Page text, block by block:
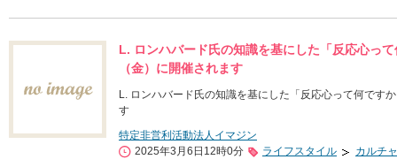
L. ロンハバード氏の知識を基にした「反応心っ
（金）に開催されます
L. ロンハバード氏の知識を基にした「反応心って何です
す
特定非営利活動法人イマジン
2025年3月6日12時0分
ライフスタイル カルチ